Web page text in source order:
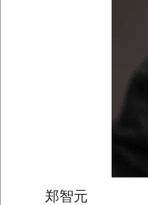
郑智元